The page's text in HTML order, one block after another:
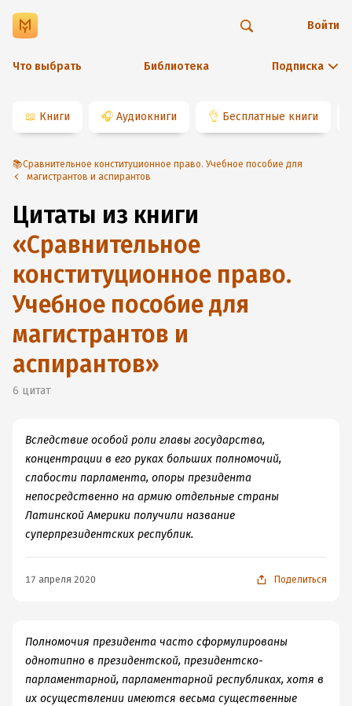
Что выбрать Библиотека Подписка
Войти
📖 Книги 🎧 Аудиокниги 👌 Бесплатные книги
📚Сравнительное конституционное право. Учебное пособие для
магистрантов и аспирантов
Цитаты из книги
«Сравнительное
конституционное право.
Учебное пособие для
магистрантов и
аспирантов»
6 цитат
Вследствие особой роли главы государства,
концентрации в его руках больших полномочий,
слабости парламента, опоры президента
непосредственно на армию отдельные страны
Латинской Америки получили название
суперпрезидентских республик.
17 апреля 2020 Поделиться
Полномочия президента часто сформулированы
однотипно в президентской, президентско-
парламентарной, парламентарной республиках, хотя в
их осуществлении имеются весьма существенные